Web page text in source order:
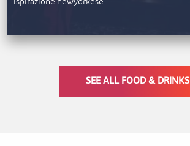
SEE ALL FOOD & DRINKS